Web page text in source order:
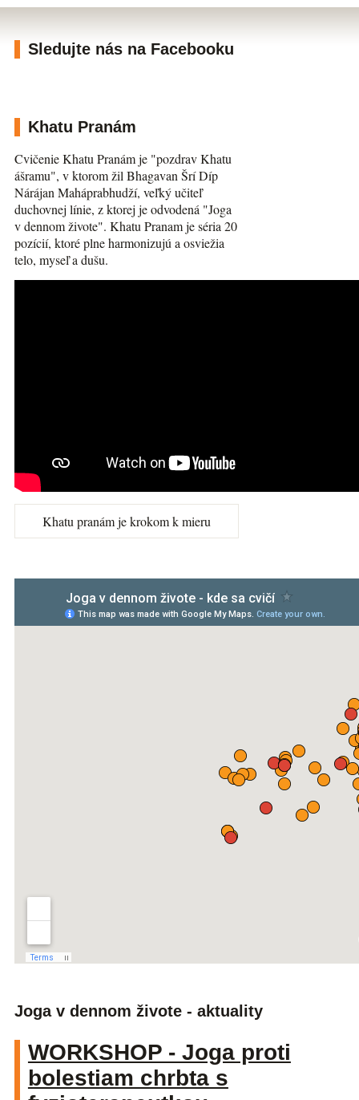
Sledujte nás na Facebooku
Khatu Pranám
Cvičenie Khatu Pranám je "pozdrav Khatu
ášramu", v ktorom žil Bhagavan Šrí Díp
Nárájan Maháprabhudží, veľký učiteľ
duchovnej línie, z ktorej je odvodená "Joga
v dennom živote". Khatu Pranam je séria 20
pozícií, ktoré plne harmonizujú a osviežia
telo, myseľ a dušu.
Khatu pranám je krokom k mieru
Joga v dennom živote - aktuality
WORKSHOP - Joga proti
bolestiam chrbta s